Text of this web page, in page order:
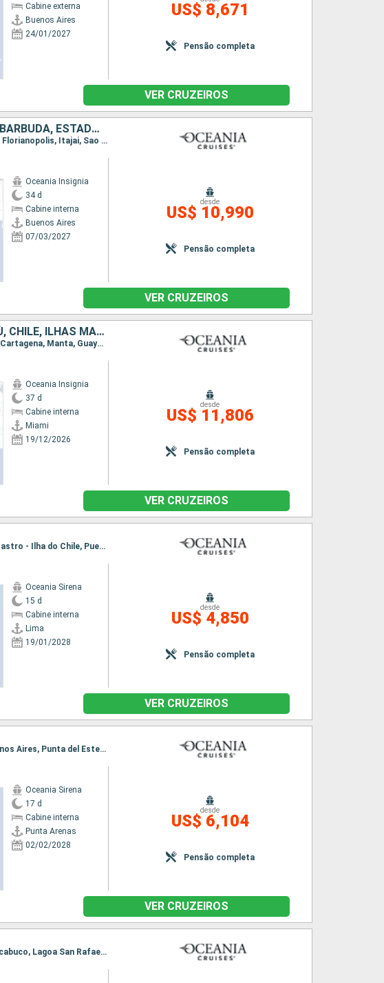
Cabine externa
Buenos Aires
24/01/2027
US$ 8,671
Pensão completa
VER CRUZEIROS
ARGENTINA, URUGUAI, BRASIL, BARBADOS, ANTIGUA E BARBUDA, ESTADOS UNIDOS
Itinerário : Buenos Aires, Montevideu, Punta del Este, Rio Grande do Sul, Florianopolis, Itajai, Sao Paulo, Paraty, Ilha Grande, Buzios, Rio de Janeiro, Alter do Chao, Boca da Valeria, Manaus, Parintins, Santarem, Bridgetown, Saint Johns, Charlotte Amalie, Miami
Oceania Insignia
34 d
Cabine interna
Buenos Aires
07/03/2027
desde
US$ 10,990
Pensão completa
VER CRUZEIROS
ESTADOS UNIDOS, ARUBA, COLOMBIA, EQUADOR, PERÚ, CHILE, ILHAS MALVINAS, URUGUAI, ARGENTINA
Itinerário : Miami, Key West, Curaçao (Willemstad), Aruba, Santa Marta, Cartagena, Manta, Guayaquil, Lima, Pisco, Coquimbo, Santiago do Chile, Puerto Montt, Puerto Chacabuco, Lagoa San Rafael, Punta Arenas, Ushuaia, Puerto Argentino, Porto Madryn, Punta del Este, Buenos Aires
Oceania Insignia
37 d
Cabine interna
Miami
19/12/2026
desde
US$ 11,806
Pensão completa
VER CRUZEIROS
Itinerário : Lima, Pisco, Arica, Antofagasta, Valparaiso, Puerto Montt, Castro - Ilha do Chile, Puerto Chacabuco, Punta Arenas
Oceania Sirena
15 d
Cabine interna
Lima
19/01/2028
desde
US$ 4,850
Pensão completa
VER CRUZEIROS
Itinerário : Punta Arenas, Ushuaia, Puerto Argentino, Porto Madryn, Buenos Aires, Punta del Este, Rio de Janeiro
Oceania Sirena
17 d
Cabine interna
Punta Arenas
02/02/2028
desde
US$ 6,104
Pensão completa
VER CRUZEIROS
Itinerário : Valparaiso, Puerto Montt, Castro - Ilha do Chile, Puerto Chacabuco, Lagoa San Rafael, Punta Arenas, Ushuaia, Puerto Argentino, Porto Madryn, Buenos Aires